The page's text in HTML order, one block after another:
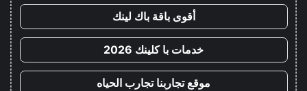
أقوى باقة باك لينك
خدمات با كلينك 2026
موقع تجاربنا تجارب الحياه